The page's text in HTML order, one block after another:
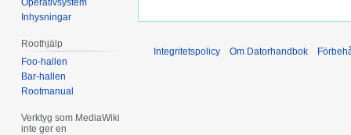
Inhysningar
Roothjälp
Foo-hallen
Bar-hallen
Rootmanual
Verktyg som MediaWiki
inte ger en
Integritetspolicy Om Datorhandbok